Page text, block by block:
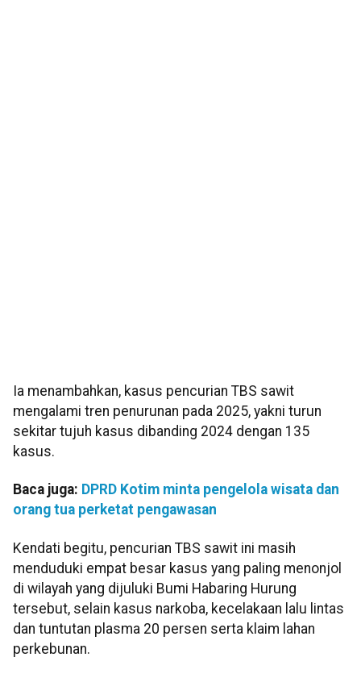
Ia menambahkan, kasus pencurian TBS sawit
mengalami tren penurunan pada 2025, yakni turun
sekitar tujuh kasus dibanding 2024 dengan 135
kasus.
Baca juga: DPRD Kotim minta pengelola wisata dan
orang tua perketat pengawasan
Kendati begitu, pencurian TBS sawit ini masih
menduduki empat besar kasus yang paling menonjol
di wilayah yang dijuluki Bumi Habaring Hurung
tersebut, selain kasus narkoba, kecelakaan lalu lintas
dan tuntutan plasma 20 persen serta klaim lahan
perkebunan.